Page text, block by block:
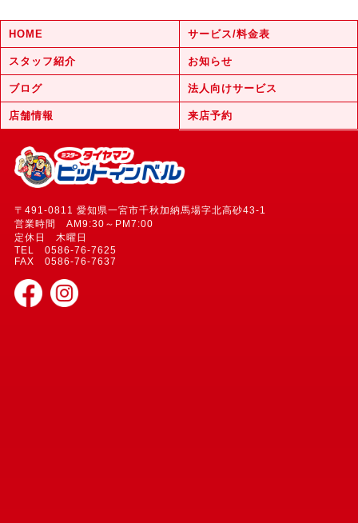
HOME サービス/料金表
スタッフ紹介 お知らせ
ブログ 法人向けサービス
店舗情報 来店予約
〒491-0811 愛知県一宮市千秋加納馬場字北高砂43-1
営業時間 AM9:30～PM7:00
定休日 木曜日
TEL 0586-76-7625
FAX 0586-76-7637